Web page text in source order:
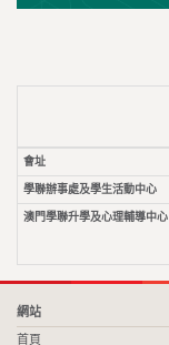
會址
學聯辦事處及學生活動中心
澳門學聯升學及心理輔導中心
網站
首頁